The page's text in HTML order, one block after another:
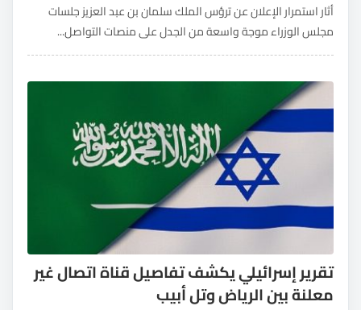
أثار استمرار الإعلان عن ترؤس الملك سلمان بن عبد العزيز جلسات
مجلس الوزراء موجة واسعة من الجدل على منصات التواصل...
تقرير إسرائيلي يكشف تفاصيل قناة اتصال غير
معلنة بين الرياض وتل أبيب